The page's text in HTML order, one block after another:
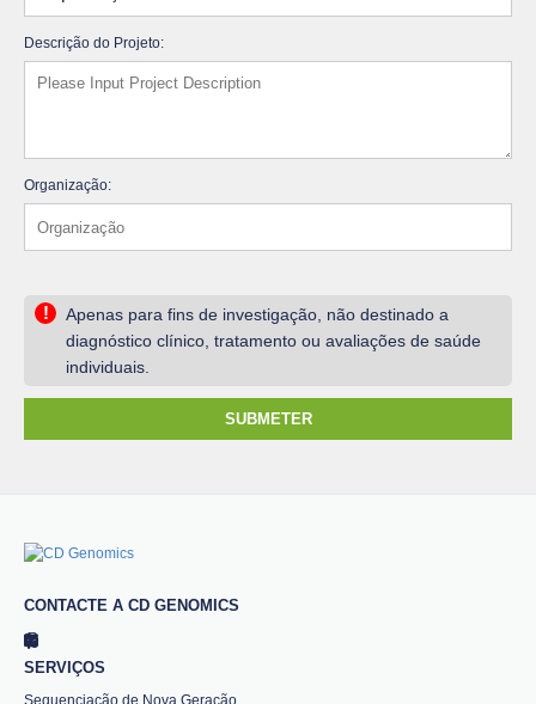
Descrição do Projeto:
Organização:
!
Apenas para fins de investigação, não destinado a
diagnóstico clínico, tratamento ou avaliações de saúde
individuais.
SUBMETER
CONTACTE A CD GENOMICS
SERVIÇOS
Sequenciação de Nova Geração